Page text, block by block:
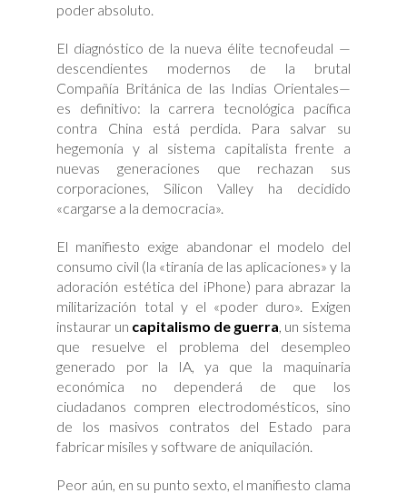
poder absoluto.
El diagnóstico de la nueva élite tecnofeudal —
descendientes modernos de la brutal
Compañía Británica de las Indias Orientales—
es definitivo: la carrera tecnológica pacífica
contra China está perdida. Para salvar su
hegemonía y al sistema capitalista frente a
nuevas generaciones que rechazan sus
corporaciones, Silicon Valley ha decidido
«cargarse a la democracia».
El manifiesto exige abandonar el modelo del
consumo civil (la «tiranía de las aplicaciones» y la
adoración estética del iPhone) para abrazar la
militarización total y el «poder duro». Exigen
instaurar un capitalismo de guerra, un sistema
que resuelve el problema del desempleo
generado por la IA, ya que la maquinaria
económica no dependerá de que los
ciudadanos compren electrodomésticos, sino
de los masivos contratos del Estado para
fabricar misiles y software de aniquilación.
Peor aún, en su punto sexto, el manifiesto clama